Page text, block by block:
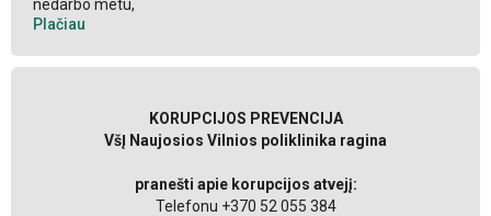
nedarbo metu,
Plačiau
KORUPCIJOS PREVENCIJA
VšĮ Naujosios Vilnios poliklinika ragina
pranešti apie korupcijos atvejį:
Telefonu +370 52 055 384